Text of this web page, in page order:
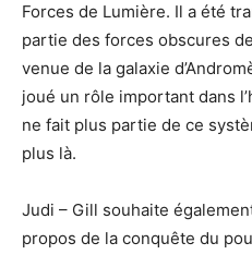
Forces de Lumière. Il a été
partie des forces obscures
venue de la galaxie
joué un rôle important dans
ne fait plus partie de ce
plus là.
Judi – Gill souhaite
propos de la conquête du